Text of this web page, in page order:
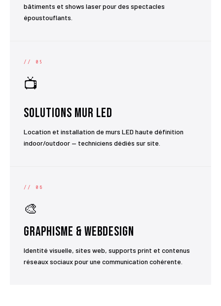
bâtiments et shows laser pour des spectacles
époustouflants.
// 05
📺
Solutions Mur LED
Location et installation de murs LED haute définition
indoor/outdoor — techniciens dédiés sur site.
// 06
🎨
Graphisme & Webdesign
Identité visuelle, sites web, supports print et contenus
réseaux sociaux pour une communication cohérente.